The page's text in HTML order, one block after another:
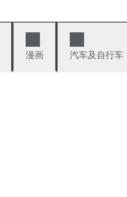
漫画 汽车及自行车